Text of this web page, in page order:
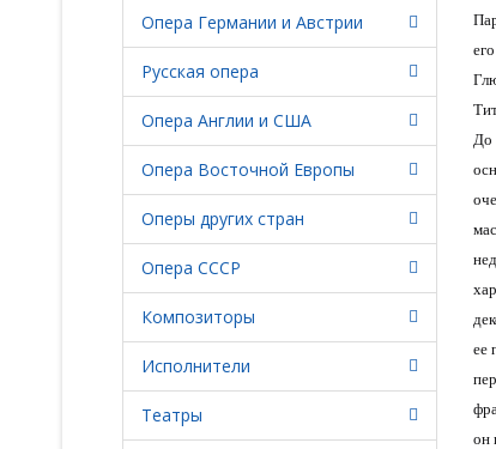
Опера Германии и Австрии
Русская опера
Опера Англии и США
Опера Восточной Европы
Оперы других стран
Опера СССР
Композиторы
Исполнители
Театры
До
ее
он